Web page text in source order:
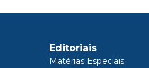
Editoriais
Matérias Especiais